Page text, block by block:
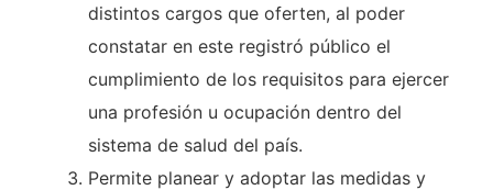
distintos cargos que oferten, al poder
constatar en este registró público el
cumplimiento de los requisitos para ejercer
una profesión u ocupación dentro del
sistema de salud del país.
Permite planear y adoptar las medidas y